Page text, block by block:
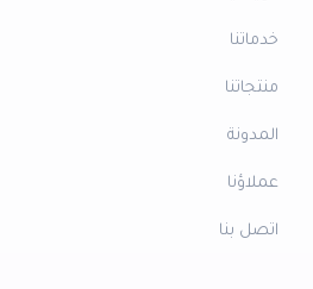
خدماتنا
منتجاتنا
المدونة
عملاؤنا
اتصل بنا